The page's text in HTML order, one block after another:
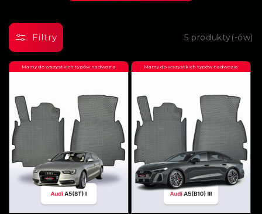
a
Filtry 5 produkty(-ów)
Mamy do wszystkich typów nadwozia Mamy do wszystkich typów nadwozia